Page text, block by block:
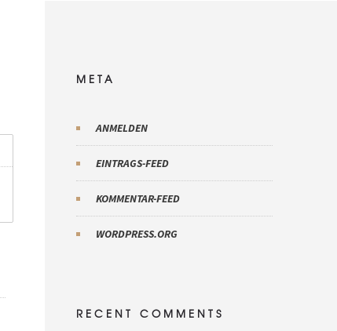
META
ANMELDEN
EINTRAGS-FEED
KOMMENTAR-FEED
WORDPRESS.ORG
RECENT COMMENTS